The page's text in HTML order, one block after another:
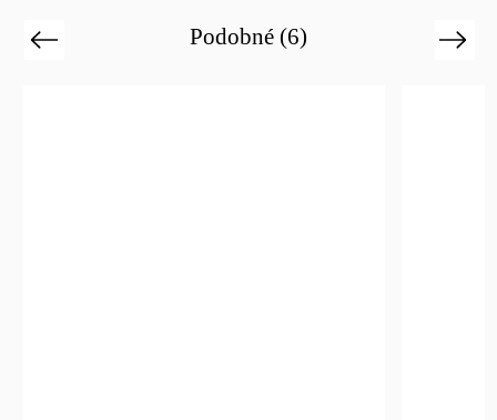
Podobné (6)
Previous Next